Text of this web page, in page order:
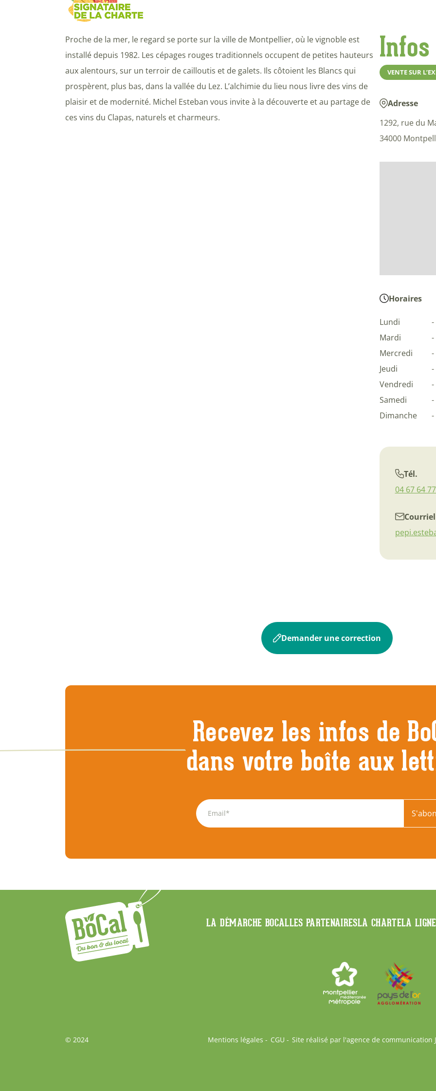
Proche de la mer, le regard se porte sur la ville de Montpellier, où le vignoble est
installé depuis 1982. Les cépages rouges traditionnels occupent de petites hauteurs
aux alentours, sur un terroir de cailloutis et de galets. Ils côtoient les Blancs qui
prospèrent, plus bas, dans la vallée du Lez. L’alchimie du lieu nous livre des vins de
plaisir et de modernité. Michel Esteban vous invite à la découverte et au partage de
ces vins du Clapas, naturels et charmeurs.
VENTE SUR
Adresse
1292, rue du
34000
Horaires
Lundi
-
Mardi
-
Mercredi
-
Jeudi
-
Vendredi
-
Samedi
-
Dimanche
-
Tél.
04 67 64
Courriel
Demander une correction
Recevez les infos de
dans votre boîte aux
Menu
Footer
LA DÉMARCHE BOCALLES PARTENAIRESLA CHARTELA
Bas
© 2024 Mentions légales CGU Site réalisé par l'agence de communication